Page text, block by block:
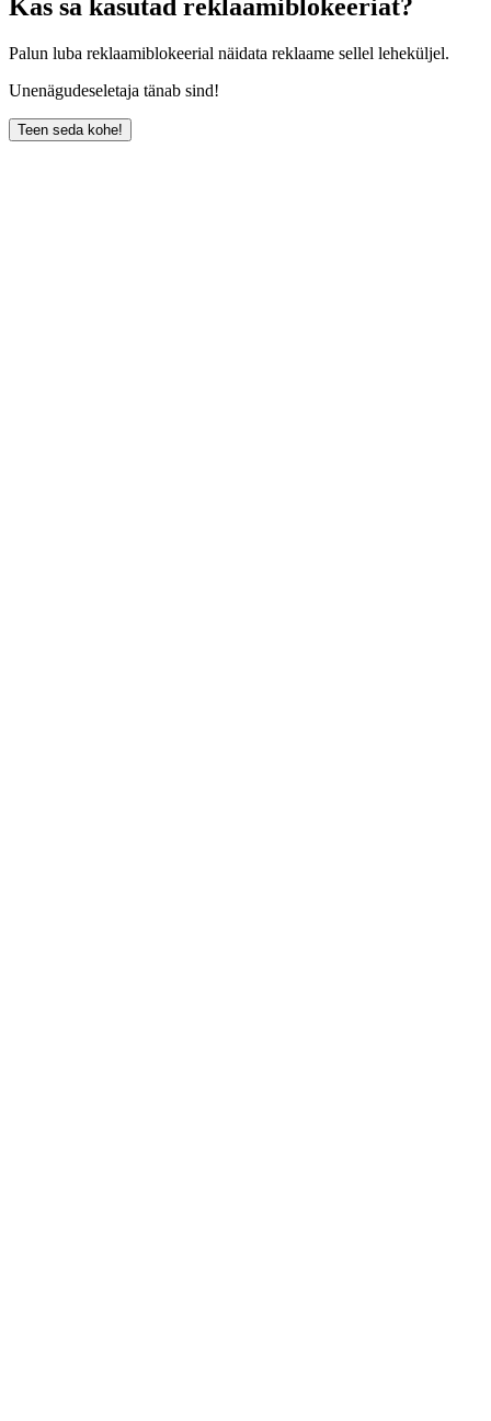
Kas sa kasutad reklaamiblokeeriat?
Palun luba reklaamiblokeerial näidata reklaame sellel leheküljel.
Unenägudeseletaja tänab sind!
Teen seda kohe!